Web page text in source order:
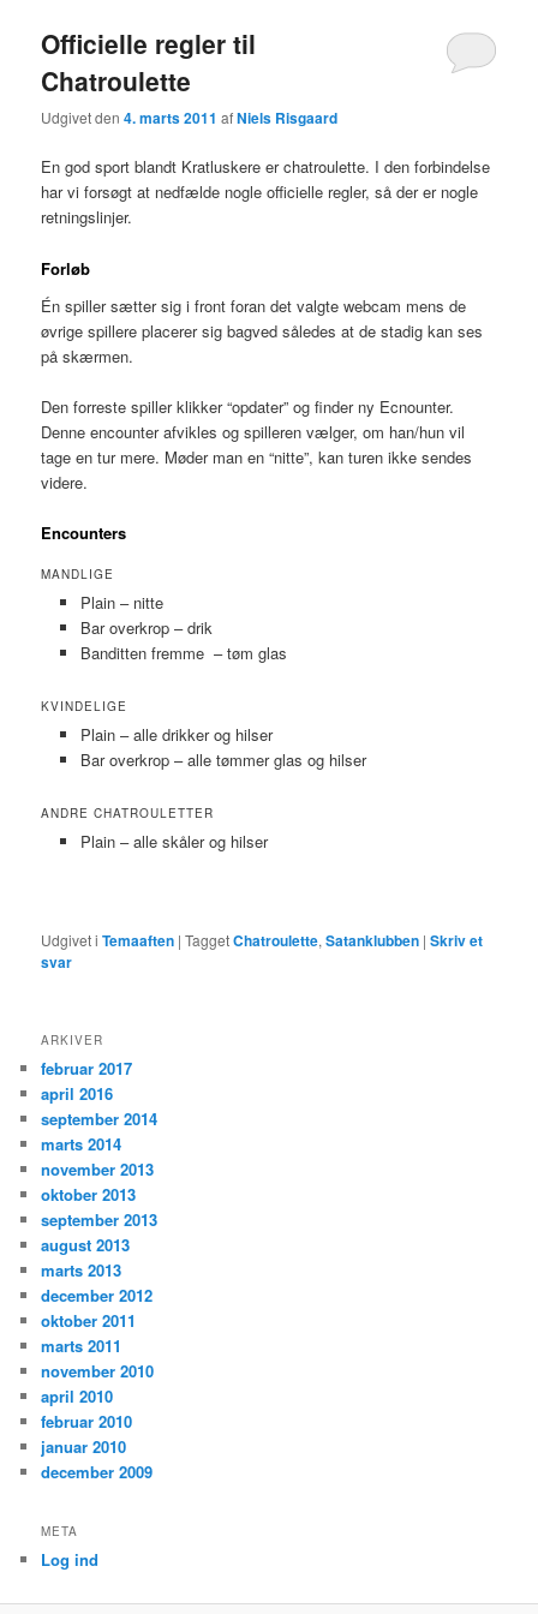
Officielle regler til
Chatroulette
Udgivet den4. marts 2011 afNiels Risgaard
En god sport blandt Kratluskere er chatroulette. I den forbindelse
har vi forsøgt at nedfælde nogle officielle regler, så der er nogle
retningslinjer.
Forløb
Én spiller sætter sig i front foran det valgte webcam mens de
øvrige spillere placerer sig bagved således at de stadig kan ses
på skærmen.
Den forreste spiller klikker “opdater” og finder ny Ecnounter.
Denne encounter afvikles og spilleren vælger, om han/hun vil
tage en tur mere. Møder man en “nitte”, kan turen ikke sendes
videre.
Encounters
MANDLIGE
Plain – nitte
Bar overkrop – drik
Banditten fremme – tøm glas
KVINDELIGE
Plain – alle drikker og hilser
Bar overkrop – alle tømmer glas og hilser
ANDRE CHATROULETTER
Plain – alle skåler og hilser
Udgivet i Temaaften |TaggetChatroulette,Satanklubben |Skriv et
svar
ARKIVER
februar 2017
april 2016
september 2014
marts 2014
november 2013
oktober 2013
september 2013
august 2013
marts 2013
december 2012
oktober 2011
marts 2011
november 2010
april 2010
februar 2010
januar 2010
december 2009
META
Log ind